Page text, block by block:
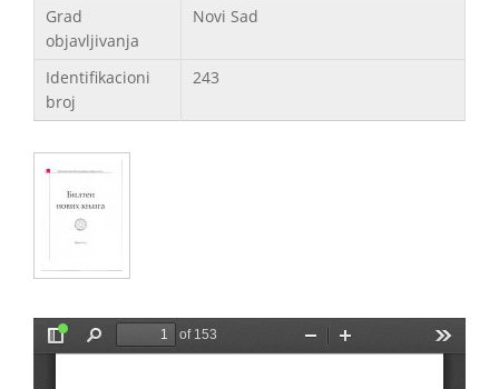
Grad
objavljivanja
Novi Sad
Identifikacioni
broj
243